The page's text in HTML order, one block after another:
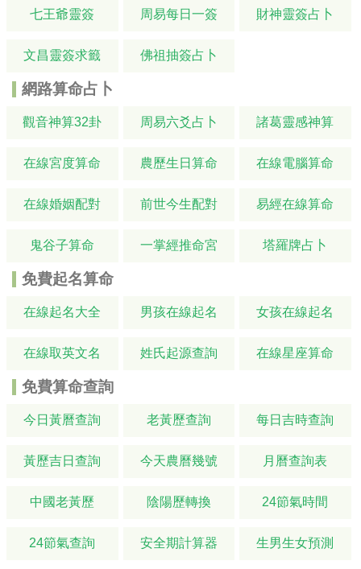
七王爺靈簽 周易每日一簽 財神靈簽占卜
文昌靈簽求籤 佛祖抽簽占卜
網路算命占卜
觀音神算32卦 周易六爻占卜 諸葛靈感神算
在線宮度算命 農歷生日算命 在線電腦算命
在線婚姻配對 前世今生配對 易經在線算命
鬼谷子算命 一掌經推命宮 塔羅牌占卜
免費起名算命
在線起名大全 男孩在線起名 女孩在線起名
在線取英文名 姓氏起源查詢 在線星座算命
免費算命查詢
今日黃曆查詢 老黃歷查詢 每日吉時查詢
黃歷吉日查詢 今天農曆幾號 月曆查詢表
中國老黃歷 陰陽歷轉換 24節氣時間
24節氣查詢 安全期計算器 生男生女預測